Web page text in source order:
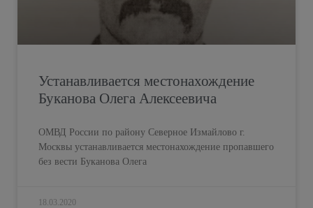
Устанавливается местонахождение
Буканова Олега Алексеевича
ОМВД России по району Северное Измайлово г.
Москвы устанавливается местонахождение пропавшего
без вести Буканова Олега
18.03.2020